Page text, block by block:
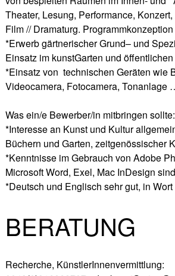
Theater, Lesung, Performance,
Film // Dramaturg. Programmkonzeption
*Erwerb gärtnerischer Grund– und
Einsatz im kunstGarten und
*Einsatz von technischen Geräten wie
Videocamera, Fotocamera, Tonanlage
Was ein/e Bewerber/in mitbringen sollte:
*Interesse an Kunst und Kultur
Büchern und Garten, zeitgenössischer
*Kenntnisse im Gebrauch von Adobe
Microsoft Word, Exel, Mac InDesign
*Deutsch und Englisch sehr gut, in Wort
BERATUNG
Recherche, KünstlerInnenvermittlung: